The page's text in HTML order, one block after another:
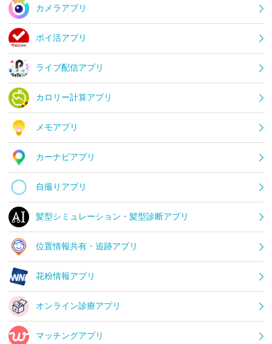
カメラアプリ
ポイ活アプリ
ライブ配信アプリ
カロリー計算アプリ
メモアプリ
カーナビアプリ
自撮りアプリ
髪型シミュレーション・髪型診断アプリ
位置情報共有・追跡アプリ
花粉情報アプリ
オンライン診療アプリ
マッチングアプリ